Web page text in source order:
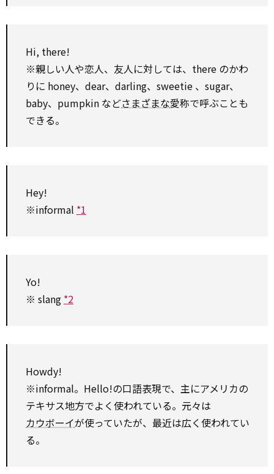
Hi, there!
※親しい人や恋人、友人に対しては、there のかわ
りに honey、dear、darling、sweetie 、sugar、
baby、pumpkin などさまざまな愛称で呼ぶことも
できる。
Hey!
※informal *1
Yo!
※ slang *2
Howdy!
※informal。Hello!の口語表現で、主にアメリカの
テキサス地方でよく使われている。元々は
カウボーイが使っていたが、最近は広く使われてい
る。